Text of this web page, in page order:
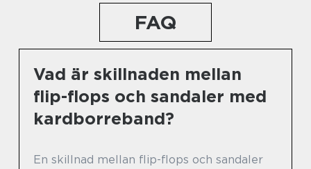
FAQ
Vad är skillnaden mellan
flip-flops och sandaler med
kardborreband?
En skillnad mellan flip-flops och sandaler